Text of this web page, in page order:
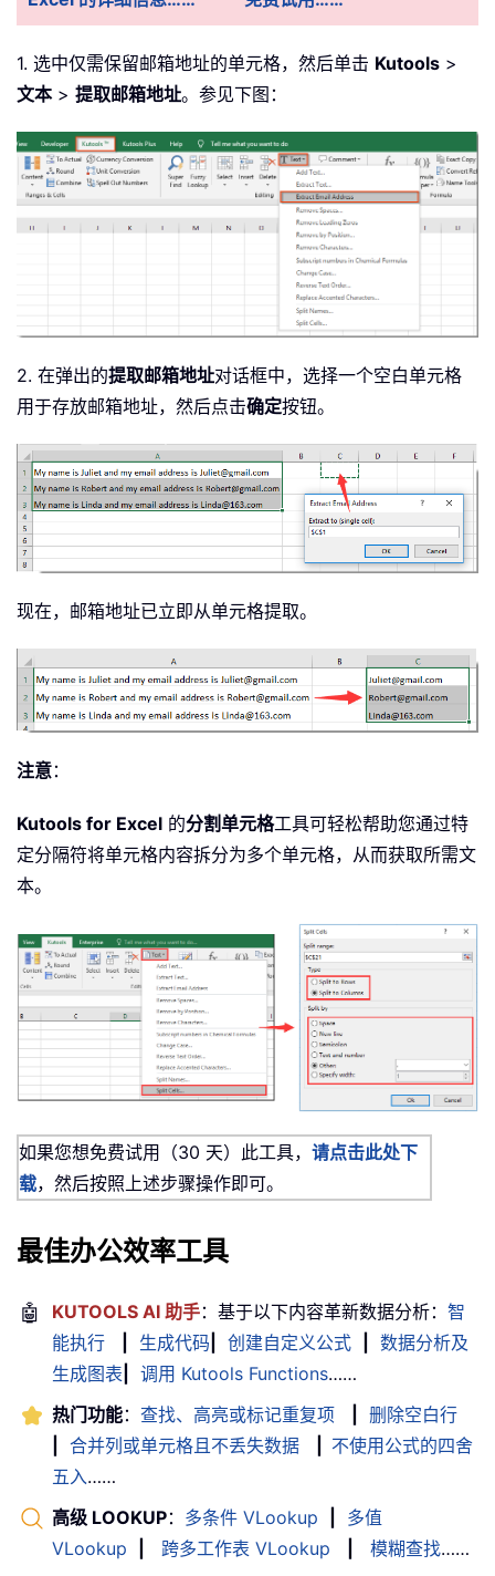
1. 选中仅需保留邮箱地址的单元格，然后单击 Kutools >
文本> 提取邮箱地址。参见下图：
2. 在弹出的提取邮箱地址对话框中，选择一个空白单元格
用于存放邮箱地址，然后点击确定按钮。
现在，邮箱地址已立即从单元格提取。
注意：
Kutools for Excel 的分割单元格工具可轻松帮助您通过特
定分隔符将单元格内容拆分为多个单元格，从而获取所需文
本。
如果您想免费试用（30 天）此工具， 请点击此处下
载，然后按照上述步骤操作即可。
最佳办公效率工具
🤖 KUTOOLS AI 助手：基于以下内容革新数据分析： 智
能执行
生成代码 创建自定义公式
数据分析及
生成图表
调用 Kutools Functions……
热门功能： 查找、高亮或标记重复项
删除空白行
合并列或单元格且不丢失数据
不使用公式的四舍
五入……
高级 LOOKUP： 多条件 VLookup
多值
VLookup
跨多工作表 VLookup 模糊查找……